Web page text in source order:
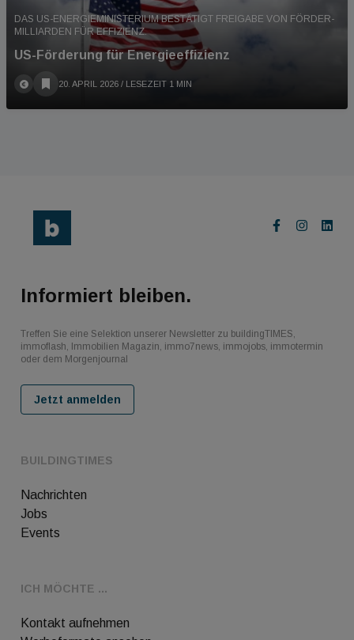
DAS US-ENERGIEMINISTERIUM BESTÄTIGT FREIGABE VON FÖRDER-
MILLIARDEN FÜR EFFIZIENZ.
US-Förderung für Energieeffizienz
20. APRIL 2026 / LESEZEIT 1 MIN
BUILDINGTIMES
Nachrichten
Jobs
Events
ICH MÖCHTE ...
Kontakt aufnehmen
Informiert bleiben.
Treffen Sie eine Selektion unserer Newsletter zu buildingTIMES,
immoflash, Immobilien Magazin, immo7news, immojobs, immotermin
oder dem Morgenjournal
Jetzt anmelden